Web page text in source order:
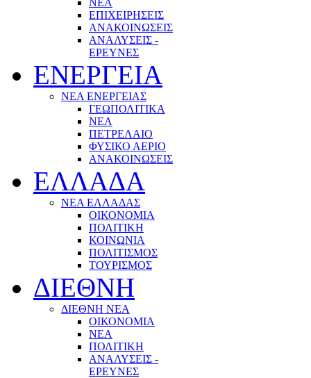
ΕΠΙΧΕΙΡΗΣΕΙΣ
ΑΝΑΚΟΙΝΩΣΕΙΣ
ΑΝΑΛΥΣΕΙΣ -
ΕΡΕΥΝΕΣ
ΕΝΕΡΓΕΙΑ
ΝΕΑ ΕΝΕΡΓΕΙΑΣ
ΓΕΩΠΟΛΙΤΙΚΑ
ΝΕΑ
ΠΕΤΡΕΛΑΙΟ
ΦΥΣΙΚΟ ΑΕΡΙΟ
ΑΝΑΚΟΙΝΩΣΕΙΣ
ΕΛΛΑΔΑ
ΝΕΑ ΕΛΛΑΔΑΣ
ΟΙΚΟΝΟΜΙΑ
ΠΟΛΙΤΙΚΗ
ΚΟΙΝΩΝΙΑ
ΠΟΛΙΤΙΣΜΟΣ
ΤΟΥΡΙΣΜΟΣ
ΔΙΕΘΝΗ
ΔΙΕΘΝΗ ΝΕΑ
ΟΙΚΟΝΟΜΙΑ
ΝΕΑ
ΠΟΛΙΤΙΚΗ
ΑΝΑΛΥΣΕΙΣ -
ΕΡΕΥΝΕΣ